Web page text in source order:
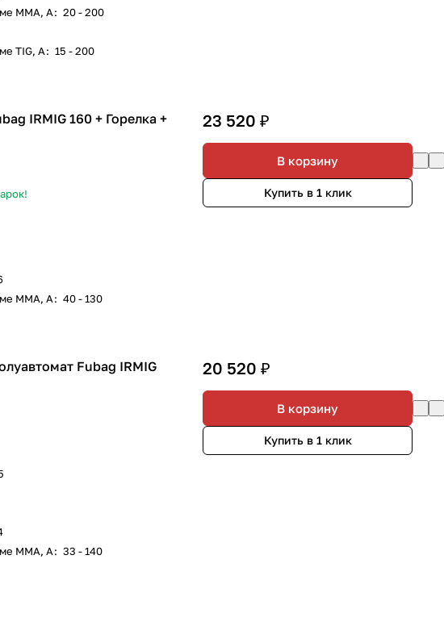
ММА, А: 20 - 200
TIG, А: 15 - 200
160 + Горелка +
ММА, А: 40 - 130
23 520 ₽
В корзину
Купить в 1 клик
Fubag IRMIG
ММА, А: 33 - 140
20 520 ₽
В корзину
Купить в 1 клик